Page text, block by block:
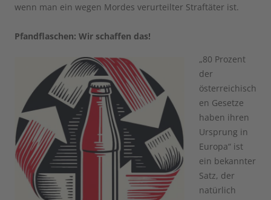
wenn man ein wegen Mordes verurteilter Straftäter ist.
Pfandflaschen: Wir schaffen das!
„80 Prozent
der
österreichisch
en Gesetze
haben ihren
Ursprung in
Europa“ ist
ein bekannter
Satz, der
natürlich